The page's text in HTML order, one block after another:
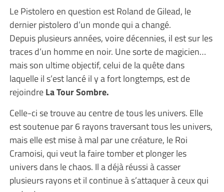
Le Pistolero en question est Roland de Gilead, le
dernier pistolero d’un monde qui a changé.
Depuis plusieurs années, voire décennies, il est sur les
traces d’un homme en noir. Une sorte de magicien…
mais son ultime objectif, celui de la quête dans
laquelle il s’est lancé il y a fort longtemps, est de
rejoindreLa Tour Sombre.
Celle-ci se trouve au centre de tous les univers. Elle
est soutenue par 6 rayons traversant tous les univers,
mais elle est mise à mal par une créature, le Roi
Cramoisi, qui veut la faire tomber et plonger les
univers dans le chaos. Il a déjà réussi à casser
plusieurs rayons et il continue à s’attaquer à ceux qui